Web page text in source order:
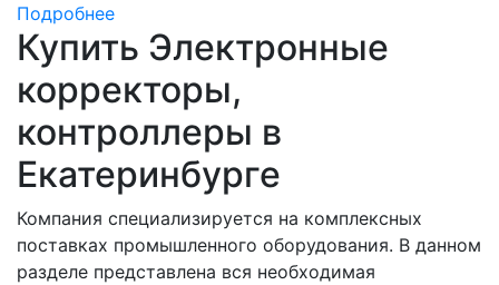
Подробнее
Купить Электронные
корректоры,
контроллеры в
Екатеринбурге
Компания специализируется на комплексных
поставках промышленного оборудования. В данном
разделе представлена вся необходимая